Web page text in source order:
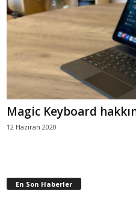
Magic Keyboard
12 Haziran 2020
En Son Haberler